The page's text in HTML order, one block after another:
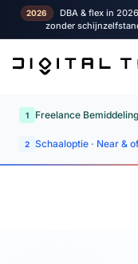
2026
DBA & flex in
zonder
1 Freelance Bemiddeling
2 Schaaloptie · Near &